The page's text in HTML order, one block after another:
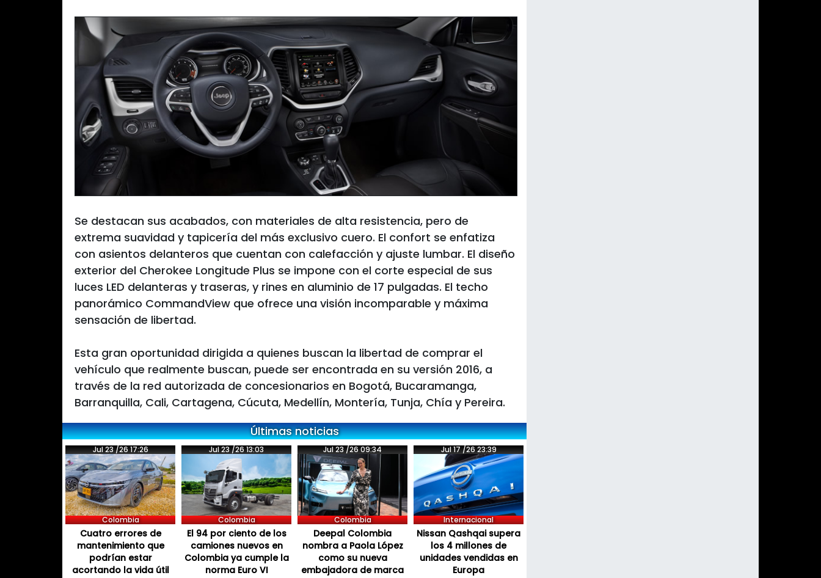
Se destacan sus acabados, con materiales de alta resistencia, pero de
extrema suavidad y tapicería del más exclusivo cuero. El confort se enfatiza
con asientos delanteros que cuentan con calefacción y ajuste lumbar. El diseño
exterior del Cherokee Longitude Plus se impone con el corte especial de sus
luces LED delanteras y traseras, y rines en aluminio de 17 pulgadas. El techo
panorámico CommandView que ofrece una visión incomparable y máxima
sensación de libertad.
Esta gran oportunidad dirigida a quienes buscan la libertad de comprar el
vehículo que realmente buscan, puede ser encontrada en su versión 2016, a
través de la red autorizada de concesionarios en Bogotá, Bucaramanga,
Barranquilla, Cali, Cartagena, Cúcuta, Medellín, Montería, Tunja, Chía y Pereira.
Últimas noticias
Jul 23 /26 17:26
Colombia
Cuatro errores de
mantenimiento que
podrían estar
acortando la vida útil
Jul 23 /26 13:03
Colombia
El 94 por ciento de los
camiones nuevos en
Colombia ya cumple la
norma Euro VI
Jul 23 /26 09:34
Colombia
Deepal Colombia
nombra a Paola López
como su nueva
embajadora de marca
Jul 17 /26 23:39
Internacional
Nissan Qashqai supera
los 4 millones de
unidades vendidas en
Europa